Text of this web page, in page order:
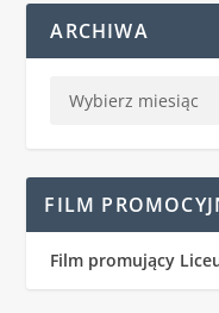
ARCHIWA
FILM
Film promujący